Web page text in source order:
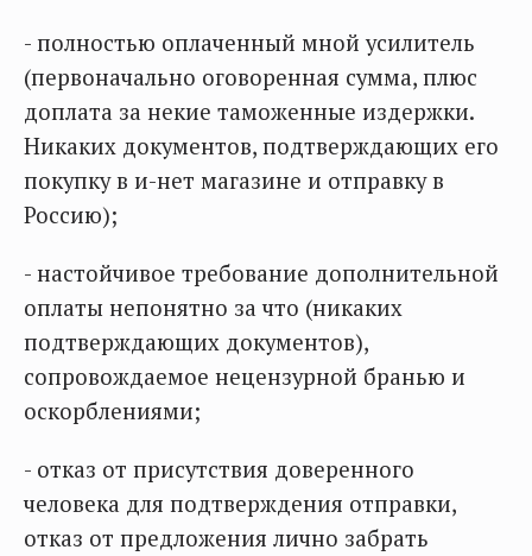
- полностью оплаченный мной усилитель
(первоначально оговоренная сумма, плюс
доплата за некие таможенные издержки.
Никаких документов, подтверждающих его
покупку в и-нет магазине и отправку в
Россию);
- настойчивое требование дополнительной
оплаты непонятно за что (никаких
подтверждающих документов),
сопровождаемое нецензурной бранью и
оскорблениями;
- отказ от присутствия доверенного
человека для подтверждения отправки,
отказ от предложения лично забрать